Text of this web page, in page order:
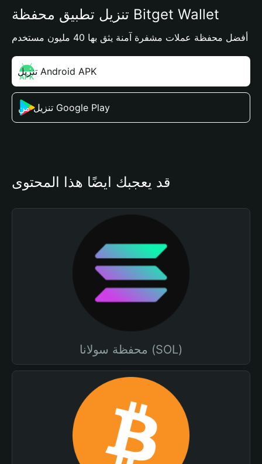
تنزيل تطبيق محفظة Bitget Wallet
أفضل محفظة عملات مشفرة آمنة يثق بها 40 مليون مستخدم
تنزيل Android APK
تنزيل من Google Play
قد يعجبك أيضًا هذا المحتوى
محفظة سولانا (SOL)